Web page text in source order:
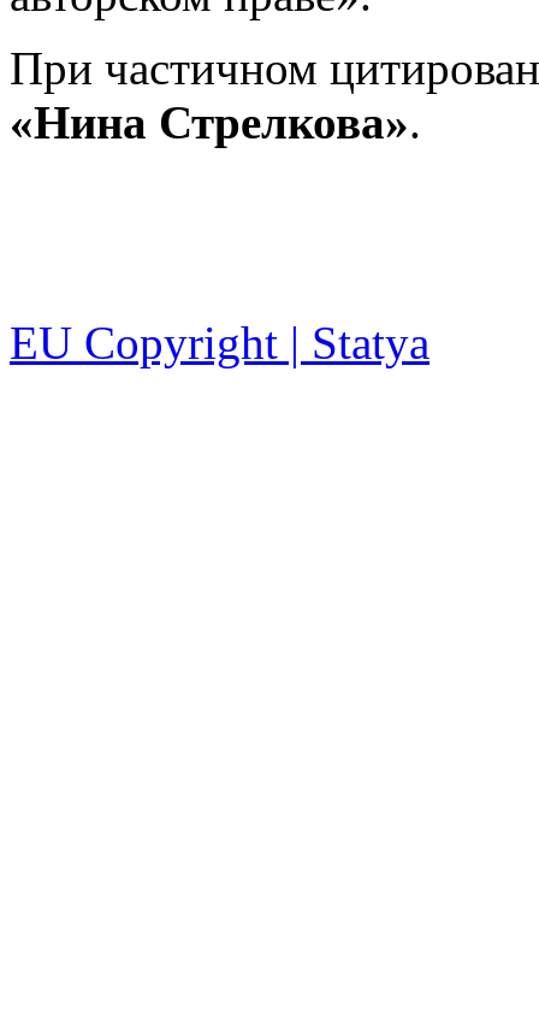
При частичном
«Нина Стрелкова».
EU Copyright | Statya